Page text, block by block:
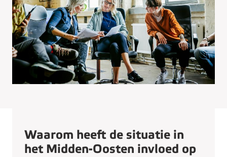
Waarom heeft de situatie in
het Midden-Oosten invloed op